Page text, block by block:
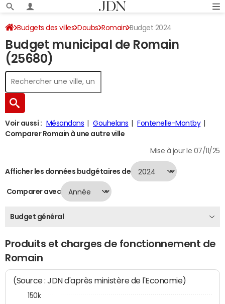
Budgets des villes Doubs Romain Budget 2024
Budget municipal de Romain
(25680)
Voir aussi : Mésandans Gouhelans
Fontenelle-Montby
Comparer Romain à une autre ville
Mise à jour le 07/11/25
Afficher les données budgétaires de
Comparer avec
Budget général
Produits et charges de fonctionnement de
Romain
(Source : JDN d'après ministère de l'Economie)
150k